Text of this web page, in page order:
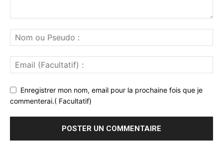
Enregistrer mon nom, email pour la prochaine fois que je
commenterai.( Facultatif)